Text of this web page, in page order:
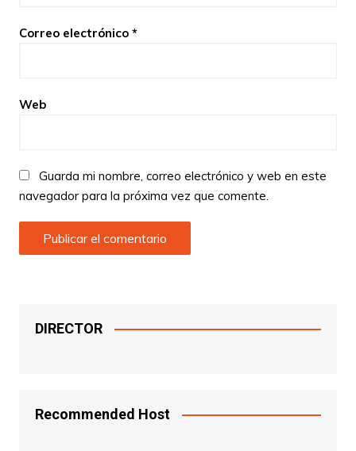
Correo electrónico *
Web
Guarda mi nombre, correo electrónico y web en este
navegador para la próxima vez que comente.
DIRECTOR
Recommended Host